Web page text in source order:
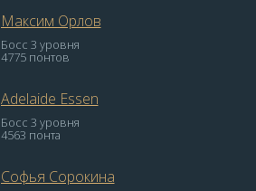
Максим Орлов
Босс 3 уровня
4775 понтов
Adelaide Essen
Босс 3 уровня
4563 понта
Софья Сорокина